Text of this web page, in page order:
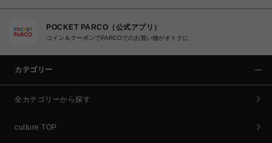
POCKET PARCO（公式アプリ）
コイン＆クーポンでPARCOでのお買い物がオトクに
カテゴリー
全カテゴリーから探す
culture TOP